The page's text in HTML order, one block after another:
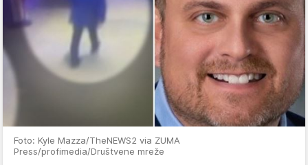
Foto: Kyle Mazza/TheNEWS2 via ZUMA
Press/profimedia/Društvene mreže